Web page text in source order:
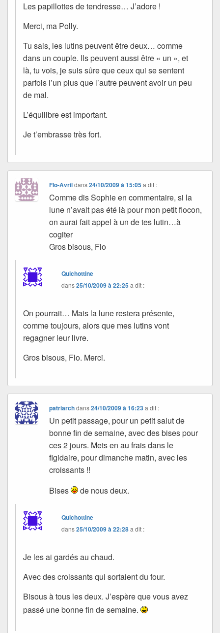
Les papillottes de tendresse… J’adore !
Merci, ma Polly.
Tu sais, les lutins peuvent être deux… comme
dans un couple. Ils peuvent aussi être « un », et
là, tu vois, je suis sûre que ceux qui se sentent
parfois l’un plus que l’autre peuvent avoir un peu
de mal.
L’équilibre est important.
Je t’embrasse très fort.
Flo-Avrildans24/10/2009 à 15:05 a dit :
Comme dis Sophie en commentaire, si la
lune n’avait pas été là pour mon petit flocon,
on aurai fait appel à un de tes lutin…à
cogiter
Gros bisous, Flo
Quichottine
dans25/10/2009 à 22:25a dit :
On pourrait… Mais la lune restera présente,
comme toujours, alors que mes lutins vont
regagner leur livre.
Gros bisous, Flo. Merci.
patriarchdans24/10/2009 à 16:23 a dit :
Un petit passage, pour un petit salut de
bonne fin de semaine, avec des bises pour
ces 2 jours. Mets en au frais dans le
figidaire, pour dimanche matin, avec les
croissants !!
Bises
de nous deux.
Quichottine
dans25/10/2009 à 22:28a dit :
Je les ai gardés au chaud.
Avec des croissants qui sortaient du four.
Bisous à tous les deux. J’espère que vous avez
passé une bonne fin de semaine.